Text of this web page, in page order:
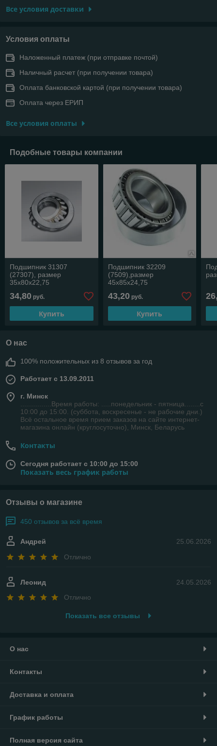
Все условия доставки
Условия оплаты
Наложенный платеж (при отправке почтой)
Наличный расчет (при получении товара)
Оплата банковской картой (при получении товара)
Оплата через ЕРИП
Все условия оплаты
Подобные товары компании
Подшипник 31307
(27307), размер
35х80х22,75
34,80 руб.
Купить
Подшипник 32209
(7509),размер
45х85х24,75
43,20руб.
Купить
О нас
100% положительных из 8 отзывов за год
Работает с 13.09.2011
г. Минск
................Время работы: .....понедельник - пятница........с
10:00 до 15:00. (суббота, воскресенье - не рабочие дни.)
Всё остальное время прием заказов на сайте интернет-
магазина онлайн (круглосуточно), Минск, Беларусь
Контакты
Сегодня работает с 10:00 до 15:00
Показать весь график работы
Отзывы о магазине
450 отзывов за всё время
25.06.2026
Андрей
Отлично
24.05.2026
Леонид
Отлично
Показать все отзывы
О нас
Контакты
Доставка и оплата
График работы
Полная версия сайта